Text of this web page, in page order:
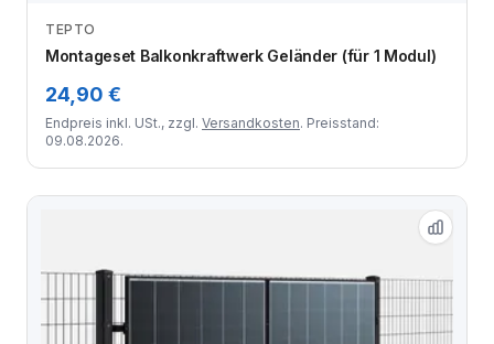
TEPTO
Montageset Balkonkraftwerk Geländer (für 1 Modul)
24,90 €
Endpreis inkl. USt., zzgl. Versandkosten. Preisstand:
09.08.2026.